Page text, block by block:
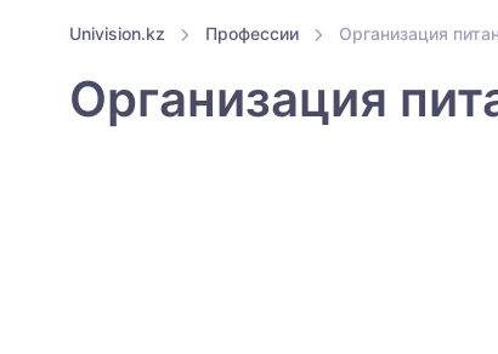
Univision.kz Профессии Организация
Организация